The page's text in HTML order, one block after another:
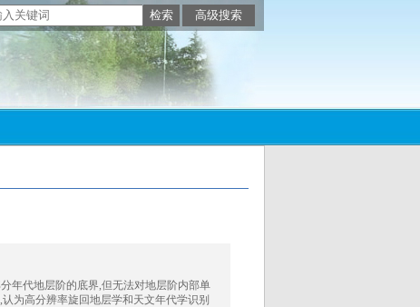
分年代地层阶的底界,但无法对地层阶内部单
为高分辨率旋回地层学和天文年代学识别